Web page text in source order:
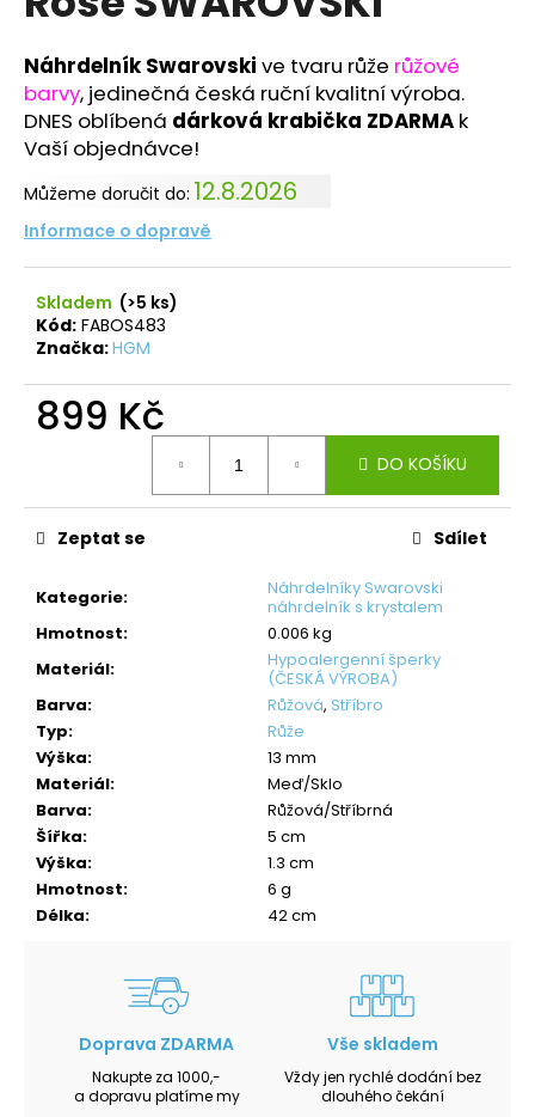
hvězdiček.
Náhrdelník Swarovski ve tvaru růže růžové
barvy, jedinečná česká ruční kvalitní výroba.
DNES oblíbená dárková krabička ZDARMA k
Vaší objednávce!
Můžeme doručit do: 12.8.2026
Informace o dopravě
Skladem (>5 ks)
Kód: FABOS483
Značka:HGM
899 Kč
DO KOŠÍKU
Kategorie:
Náhrdelníky Swarovski
náhrdelník s krystalem
Hmotnost:
0.006 kg
Materiál:
Hypoalergenní šperky
(ČESKÁ VÝROBA)
Barva: Růžová, Stříbro
Typ:
Růže
Výška:
13 mm
Materiál:
Meď/Sklo
Barva:
Růžová/Stříbrná
Šířka:
5 cm
Výška:
1.3 cm
Hmotnost:
6 g
Délka: 42 cm
Zeptat se Sdílet
Doprava ZDARMA
Nakupte za 1000,-
a dopravu platíme my
Vše skladem
Vždy jen rychlé dodání bez
dlouhého čekání
j
e
m
e
PRSTEN
HVĚZDA
S
ŠATONY
SWAROVSKI
330
Kč